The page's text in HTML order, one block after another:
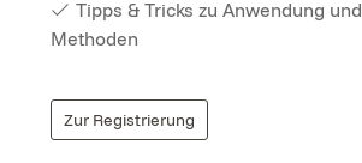
Tipps & Tricks zu Anwendung und
Methoden
Zur Registrierung